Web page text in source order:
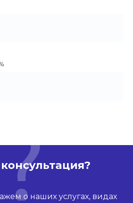
о наших услугах, видах